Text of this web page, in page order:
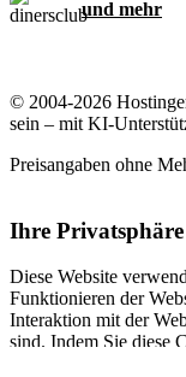
und mehr
© 2004-2026
sein – mit KI-
Preisangaben ohne
Ihre
Diese Website
Funktionieren der
Interaktion mit der
sind. Indem Sie diese